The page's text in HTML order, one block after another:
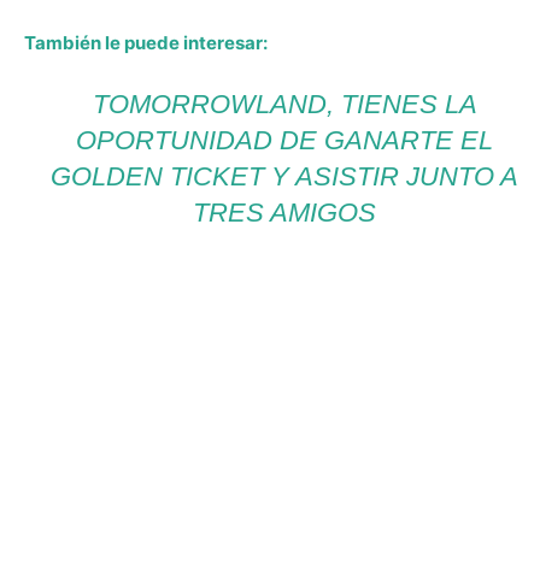
También le puede interesar:
TOMORROWLAND, TIENES LA
OPORTUNIDAD DE GANARTE EL
GOLDEN TICKET Y ASISTIR JUNTO A
TRES AMIGOS